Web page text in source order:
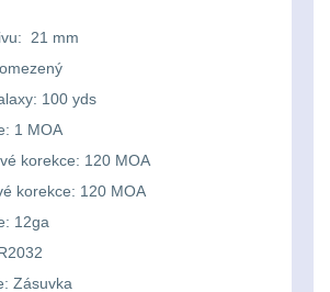
41
21 mm
100 yds
1 MOA
korekce: 120 MOA
korekce: 120 MOA
12ga
Zásuvka